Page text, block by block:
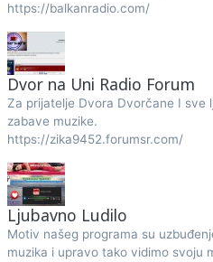
https://balkanradio.com/
Dvor na Uni Radio Forum
Za prijatelje Dvora Dvorčane I sve
zabave muzike.
https://zika9452.forumsr.com/
Ljubavno Ludilo
Motiv našeg programa su
muzika i upravo tako vidimo svoju